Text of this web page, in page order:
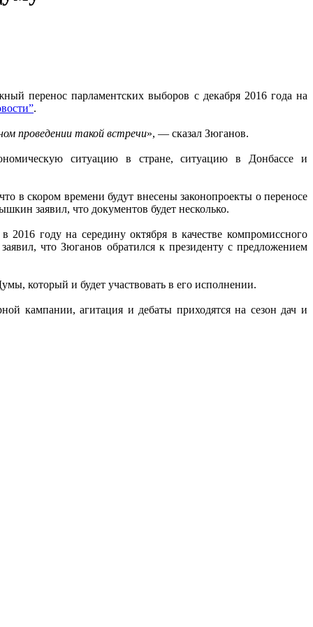
перенос парламентских выборов с декабря 2016 года на
.
проведении такой встречи», — сказал Зюганов.
ситуацию в стране, ситуацию в Донбассе и
в скором времени будут внесены законопроекты о переносе
заявил, что документов будет несколько.
году на середину октября в качестве компромиссного
что Зюганов обратился к президенту с предложением
который и будет участвовать в его исполнении.
кампании, агитация и дебаты приходятся на сезон дач и